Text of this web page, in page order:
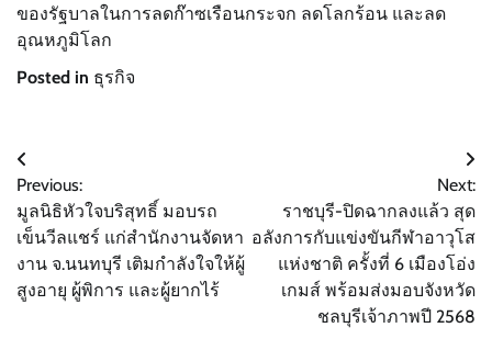
ของรัฐบาลในการลดก๊าซเรือนกระจก ลดโลกร้อน และลด
อุณหภูมิโลก
Posted in ธุรกิจ
แนะแนว
เรื่อง
Previous:
มูลนิธิหัวใจบริสุทธิ์ มอบรถ
เข็นวีลแชร์ แก่สำนักงานจัดหา
งาน จ.นนทบุรี เติมกำลังใจให้ผู้
สูงอายุ ผู้พิการ และผู้ยากไร้
Next:
ราชบุรี-ปิดฉากลงแล้ว สุด
อลังการกับแข่งขันกีฬาอาวุโส
แห่งชาติ ครั้งที่ 6 เมืองโอ่ง
เกมส์ พร้อมส่งมอบจังหวัด
ชลบุรีเจ้าภาพปี 2568